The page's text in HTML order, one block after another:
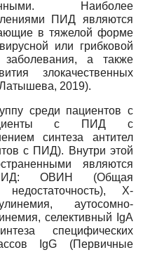
Наиболее
ПИД являются
в тяжелой форме
или грибковой
заболевания, а также
злокачественных
2019).
среди пациентов с
с ПИД с
синтеза антител
с ПИД). Внутри этой
являются
ОВИН (Общая
Х-
аутосомно-
селективный IgA
специфических
IgG (Первичные